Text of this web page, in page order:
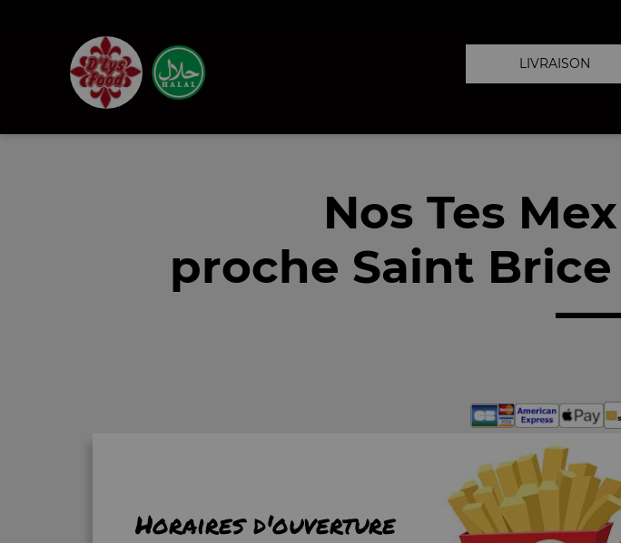
LIVRAISON
Nos Tes
proche Saint Brice
Horaires d'ouverture